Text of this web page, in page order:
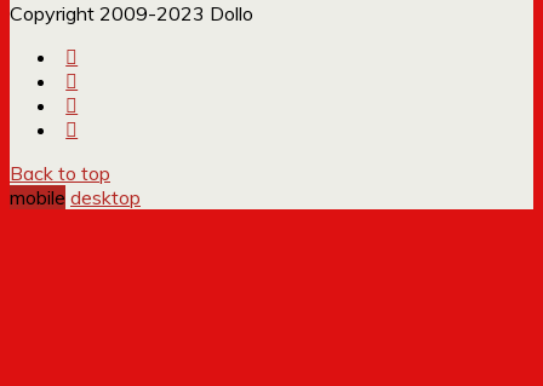
Copyright 2009-2023 Dollo
Back to top
mobile desktop